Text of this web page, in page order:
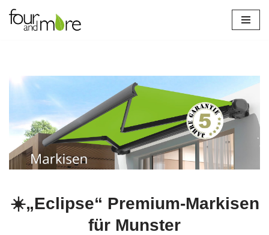
Zum
☀️„Eclipse“ Premium-Markisen
für Munster